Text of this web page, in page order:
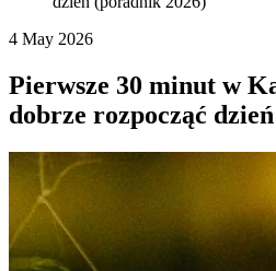
4 May 2026
Pierwsze 30 minut w
dobrze rozpocząć